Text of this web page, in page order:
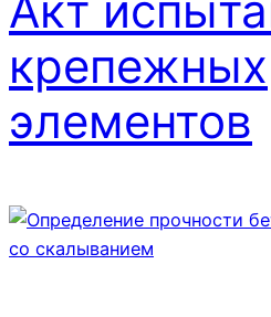
крепежных
элементов